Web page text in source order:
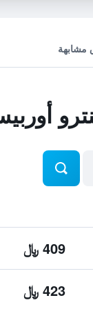
مشابهة
409 ﷼
423 ﷼